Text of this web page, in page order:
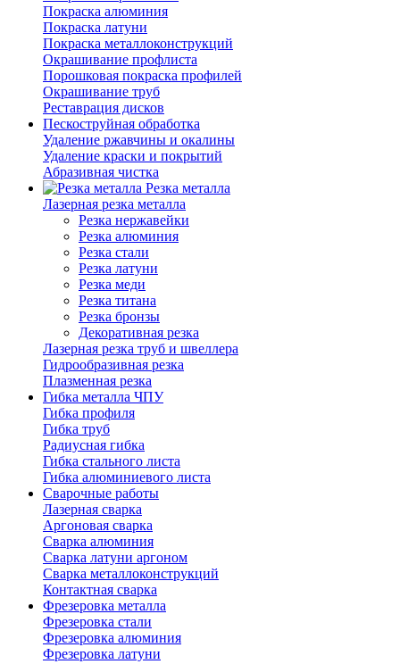
Покраска алюминия
Покраска латуни
Покраска металлоконструкций
Окрашивание профлиста
Порошковая покраска профилей
Окрашивание труб
Реставрация дисков
Пескоструйная обработка
Удаление ржавчины и окалины
Удаление краски и покрытий
Абразивная чистка
Резка металла
Лазерная резка металла
Резка нержавейки
Резка алюминия
Резка стали
Резка латуни
Резка меди
Резка титана
Резка бронзы
Декоративная резка
Лазерная резка труб и швеллера
Гидрообразивная резка
Плазменная резка
Гибка металла ЧПУ
Гибка профиля
Гибка труб
Радиусная гибка
Гибка стального листа
Гибка алюминиевого листа
Сварочные работы
Лазерная сварка
Аргоновая сварка
Сварка алюминия
Сварка латуни аргоном
Сварка металлоконструкций
Контактная сварка
Фрезеровка металла
Фрезеровка стали
Фрезеровка алюминия
Фрезеровка латуни